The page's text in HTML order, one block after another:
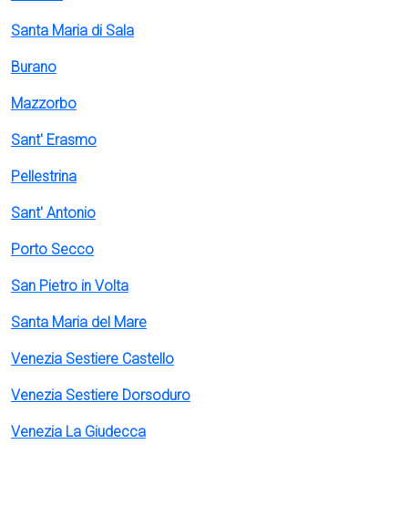
Santa Maria di Sala
Burano
Mazzorbo
Sant' Erasmo
Pellestrina
Sant' Antonio
Porto Secco
San Pietro in Volta
Santa Maria del Mare
Venezia Sestiere Castello
Venezia Sestiere Dorsoduro
Venezia La Giudecca